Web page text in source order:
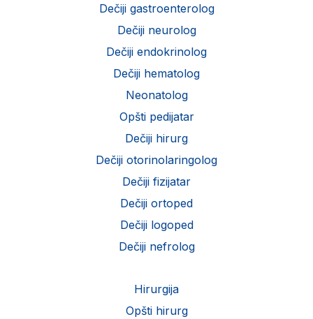
Dečiji gastroenterolog
Dečiji neurolog
Dečiji endokrinolog
Dečiji hematolog
Neonatolog
Opšti pedijatar
Dečiji hirurg
Dečiji otorinolaringolog
Dečiji fizijatar
Dečiji ortoped
Dečiji logoped
Dečiji nefrolog
Hirurgija
Opšti hirurg